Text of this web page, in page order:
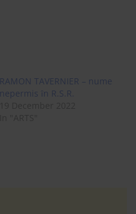
RAMON TAVERNIER – nume
nepermis ȋn R.S.R.